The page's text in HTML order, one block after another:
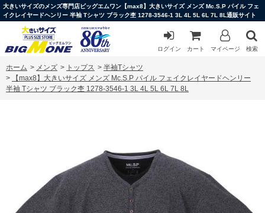
大きいサイズのメンズ専門店ビッグエムワン【max8】大きいサイズ メンズ Mc.S.P パイル フェ
イクレイヤードヘンリー 半袖 Tシャツ ブラック杢 1278-3546-1 3L 4L 5L 6L 7L 8L通販サイト
ログイン カート マイページ 検索
ホーム > メンズ > トップス > 半袖Tシャツ
>
【max8】大きいサイズ メンズ Mc.S.P パイル フェイクレイヤードヘンリー
半袖 Tシャツ ブラック杢 1278-3546-1 3L 4L 5L 6L 7L 8L